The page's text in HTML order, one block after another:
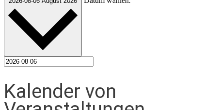
Kalender von